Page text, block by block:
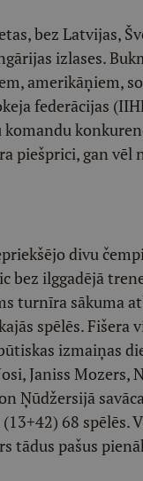
bez Latvijas,
izlases.
amerikāņiem,
federācijas
piešprici, gan vēl
divu
bez ilggadējā
turnīra sākuma
spēlēs. Fišera
izmaiņas
Janiss Mozers,
Ņūdžersijā
68 spēlēs.
tādus pašus